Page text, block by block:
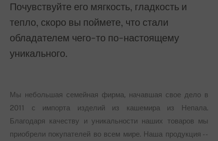
Почувствуйте его мягкость, гладкость и
тепло, скоро вы поймете, что стали
обладателем чего-то по-настоящему
уникального.
Мы небольшая семейная фирма, начавшая свое дело в
2011 с импорта изделий из кашемира из Непала.
Благодаря качеству и уникальности наших товаров мы
приобрели покупателей во всем мире. Наша продукция --